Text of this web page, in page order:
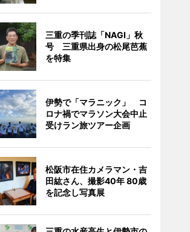
三重の季刊誌「NAGI」秋
号 三重県出身の松尾芭蕉
を特集
伊勢で「マラニック」 コ
ロナ禍でマラソン大会中止
受けラン旅ツアー企画
松阪市在住カメラマン・吉
田紘さん、撮影40年 80歳
を記念し写真展